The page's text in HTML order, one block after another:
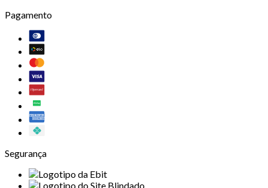
Pagamento
Segurança